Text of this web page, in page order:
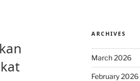
ARCHIVES
March 2026
February 2026